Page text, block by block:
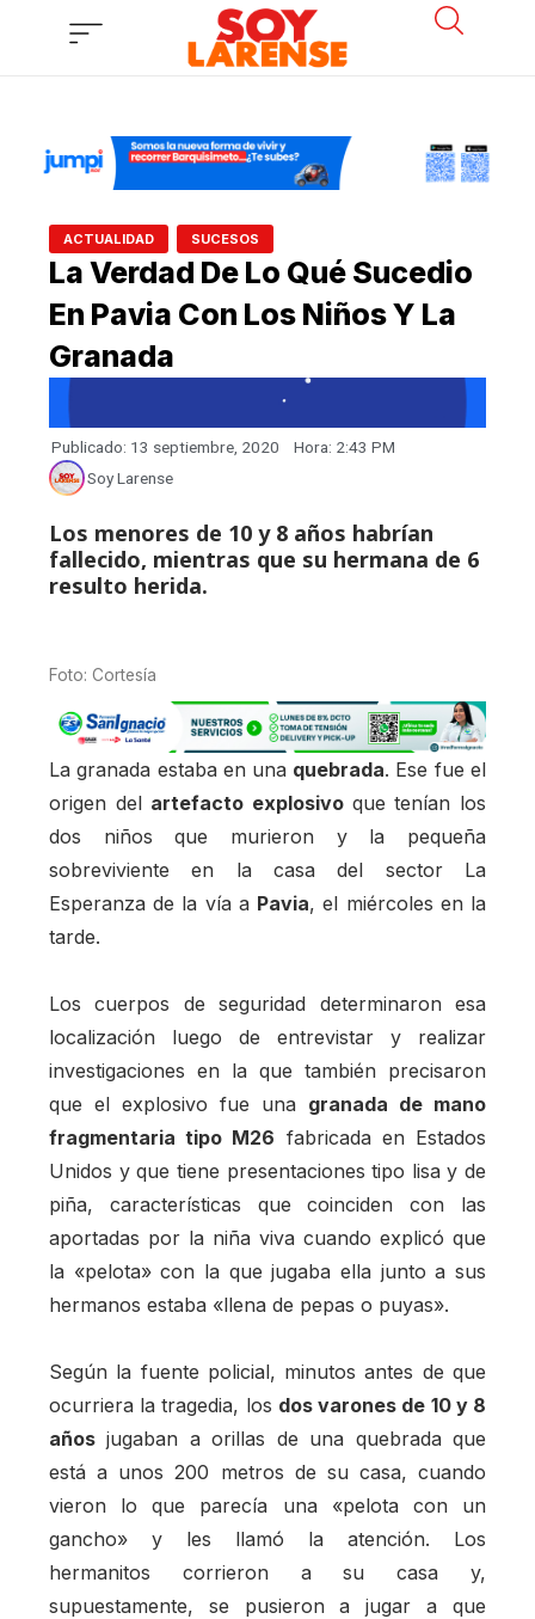
ACTUALIDAD SUCESOS
La Verdad De Lo Qué Sucedio
En Pavia Con Los Niños Y La
Granada
Publicado: 13 septiembre, 2020 Hora: 2:43 PM
Soy Larense
Los menores de 10 y 8 años habrían
fallecido, mientras que su hermana de 6
resulto herida.
Foto: Cortesía
La granada estaba en una quebrada. Ese fue el
origen del artefacto explosivoque tenían los
dos niños que murieron y la pequeña
sobreviviente en la casa del sector La
Esperanza de la vía a Pavia, el miércoles en la
tarde.
Los cuerpos de seguridad determinaron esa
localización luego de entrevistar y realizar
investigaciones en la que también precisaron
que el explosivo fue una granada de mano
fragmentaria tipo M26 fabricada en Estados
Unidos y que tiene presentaciones tipo lisa y de
piña, características que coinciden con las
aportadas por la niña viva cuando explicó que
la «pelota» con la que jugaba ella junto a sus
hermanos estaba «llena de pepas o puyas».
Según la fuente policial, minutos antes de que
ocurriera la tragedia, los dos varones de 10 y 8
años jugaban a orillas de una quebrada que
está a unos 200 metros de su casa, cuando
vieron lo que parecía una «pelota con un
gancho» y les llamó la atención. Los
hermanitos corrieron a su casa y,
supuestamente, se pusieron a jugar a que